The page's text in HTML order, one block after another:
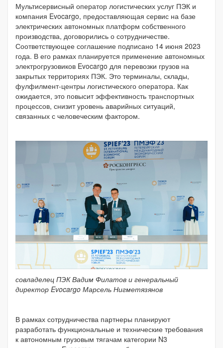
Мультисервисный оператор логистических услуг ПЭК и
компания Evocargo, предоставляющая сервис на базе
электрических автономных платформ собственного
производства, договорились о сотрудничестве.
Соответствующее соглашение подписано 14 июня 2023
года. В его рамках планируется применение автономных
электрогрузовиков Evocargo для перевозки грузов на
закрытых территориях ПЭК. Это терминалы, склады,
фулфилмент-центры логистического оператора. Как
ожидается, это повысит эффективность транспортных
процессов, снизит уровень аварийных ситуаций,
связанных с человеческим фактором.
совладелец ПЭК Вадим Филатов и генеральный
директор Evocargo Марсель Нигметязянов
В рамках сотрудничества партнеры планируют
разработать функциональные и технические требования
к автономным грузовым тягачам категории N3